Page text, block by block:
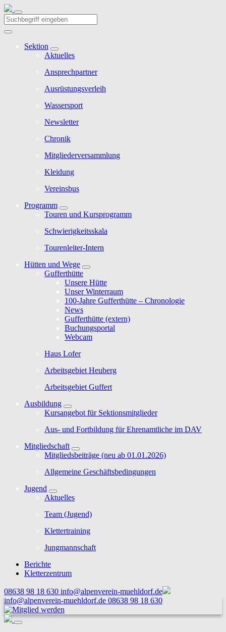
Sektion
Aktuelles
Ansprechpartner
Ausrüstungsverleih
Wassersport
Newsletter
Chronik
Mitgliederversammlung
Kleidung
Vereinsbus
Programm
Touren und Kursprogramm
Schwierigkeitsskala
Tourenleiter-Intern
Hütten und Wege
Gufferthütte
Unsere Hütte
Unser Winterraum
100-Jahre Gufferthütte – Chronologie
News
Gufferthütte (extern)
Buchungsportal
Webcam
Haus Lofer
Arbeitsgebiet Heuberg
Arbeitsgebiet Guffert
Ausbildung
Kursangebot für Sektionsmitglieder
Aus- und Fortbildung für Ehrenamtliche im DAV
Mitgliedschaft
Mitgliedsbeiträge (neu ab 01.01.2026)
Allgemeine Geschäftsbedingungen
Jugend
Aktuelles
Team (Jugend)
Klettertraining
Jungmannschaft
Berichte
Kletterzentrum
08638 98 18 630 info@alpenverein-muehldorf.de
info@alpenverein-muehldorf.de 08638 98 18 630